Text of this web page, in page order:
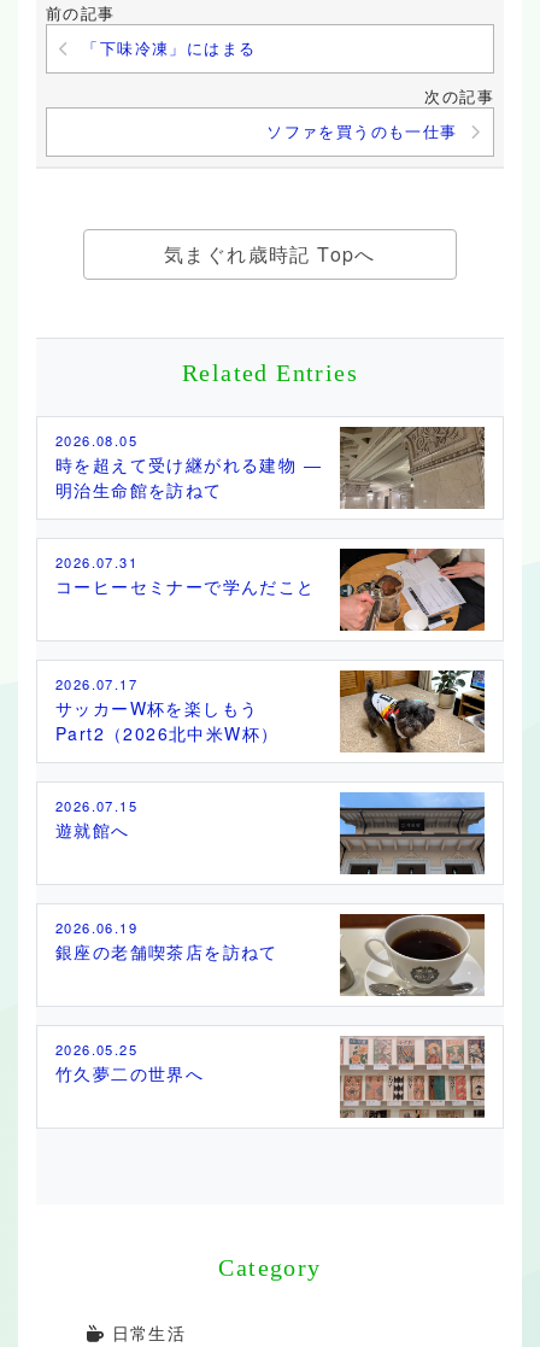
前の記事
「下味冷凍」にはまる
次の記事
ソファを買うのも一仕事
気まぐれ歳時記 Topへ
Related Entries
2026.08.05
時を超えて受け継がれる建物 ―
明治生命館を訪ねて
2026.07.31
コーヒーセミナーで学んだこと
2026.07.17
サッカーW杯を楽しもう
Part2（2026北中米W杯）
2026.07.15
遊就館へ
2026.06.19
銀座の老舗喫茶店を訪ねて
2026.05.25
竹久夢二の世界へ
Category
日常生活